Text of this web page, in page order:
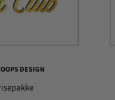
DESIGN